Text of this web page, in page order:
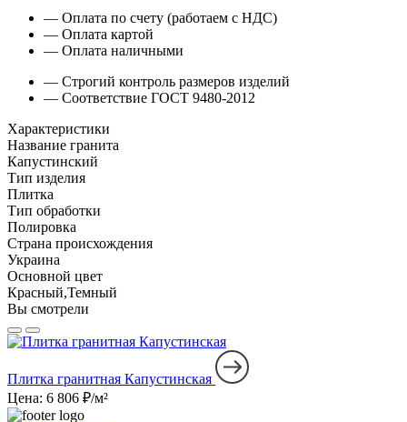
— Оплата по счету (работаем с НДС)
— Оплата картой
— Оплата наличными
— Строгий контроль размеров изделий
— Соответствие ГОСТ 9480-2012
Характеристики
Название гранита
Капустинский
Тип изделия
Плитка
Тип обработки
Полировка
Страна происхождения
Украина
Основной цвет
Красный,Темный
Вы смотрели
Плитка гранитная Капустинская
Цена: 6 806 ₽/м²